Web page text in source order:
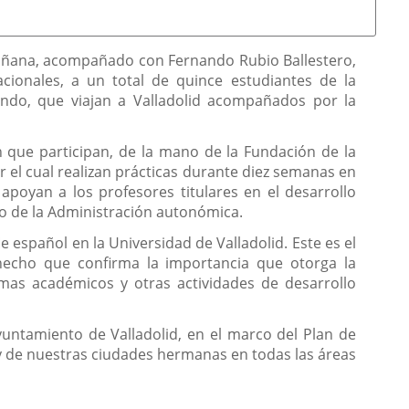
acompañado con Fernando Rubio Ballestero,
a un total de quince estudiantes de la
que viajan a Valladolid acompañados por la
participan, de la mano de la Fundación de la
el cual realizan prácticas durante diez semanas en
a los profesores titulares en el desarrollo
de la Administración autonómica.
en la Universidad de Valladolid. Este es el
que confirma la importancia que otorga la
académicos y otras actividades de desarrollo
de Valladolid, en el marco del Plan de
nuestras ciudades hermanas en todas las áreas